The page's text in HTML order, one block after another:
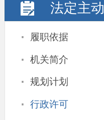
法定主动
· 履职依据
· 机关简介
· 规划计划
· 行政许可